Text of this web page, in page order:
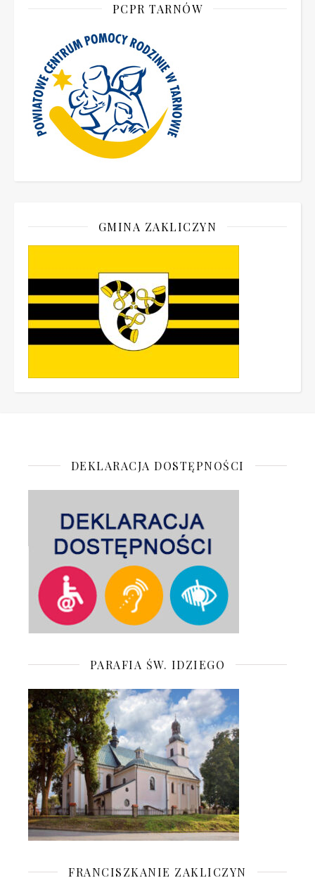
PCPR TARNÓW
GMINA ZAKLICZYN
DEKLARACJA DOSTĘPNOŚCI
PARAFIA ŚW. IDZIEGO
FRANCISZKANIE ZAKLICZYN